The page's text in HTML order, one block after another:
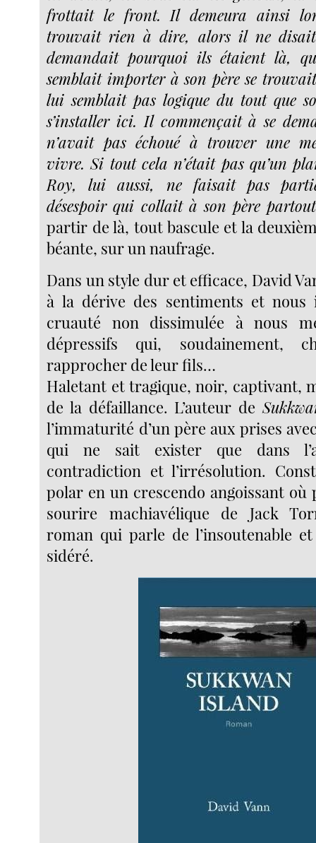
frottait le front. Il demeura ainsi
trouvait rien à dire, alors il ne
demandait pourquoi ils étaient là,
semblait importer à son père se
lui semblait pas logique du tout que
s’installer ici. Il commençait à se
n’avait pas échoué à trouver une
vivre. Si tout cela n’était pas qu’un
Roy, lui aussi, ne faisait pas
désespoir qui collait à son père
partir de là, tout bascule et la
béante, sur un naufrage.
Dans un style dur et efficace, David
à la dérive des sentiments et nous
cruauté non dissimulée à nous
dépressifs qui, soudainement,
rapprocher de leur fils…
Haletant et tragique, noir, captivant,
de la défaillance. L’auteur de
l’immaturité d’un père aux prises
qui ne sait exister que dans
contradiction et l’irrésolution.
polar en un crescendo angoissant où
sourire machiavélique de Jack
roman qui parle de l’insoutenable
sidéré.